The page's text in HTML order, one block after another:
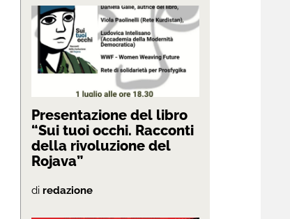
Presentazione del libro
“Sui tuoi occhi. Racconti
della rivoluzione del
Rojava”
di redazione